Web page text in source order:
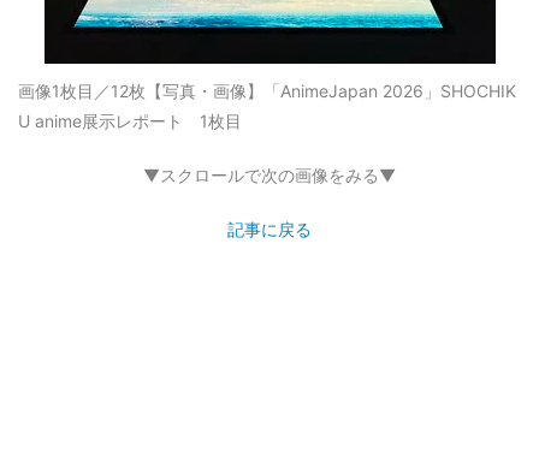
画像1枚目／12枚 【写真・画像】「AnimeJapan 2026」SHOCHIK
U anime展示レポート 1枚目
▼スクロールで次の画像をみる▼
記事に戻る